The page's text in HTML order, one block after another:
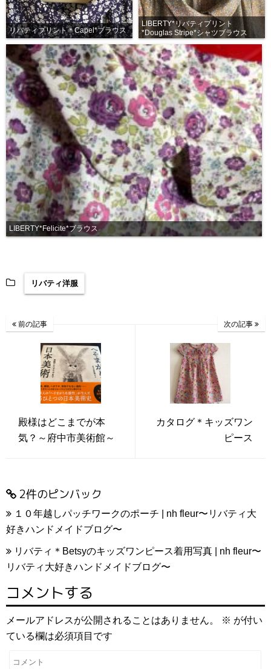
リバティプリント＊Capel*ブラウス
LIBERTY*リバティプリント
*Douglas Stripe*シャツブラウス
LIBERTY*Felicite*ブラウス
リバティ洋服
前の記事
殿様はどこまでが本
気？～府中市美術館～
次の記事
カタログ＊キッズワン
ピース
2件のピンバック
１０年越しパッチワークのポーチ | nh fleur〜リバティ大
好きハンドメイドブログ〜
リバティ＊Betsyのキッズワンピース着用写真 | nh fleur〜
リバティ大好きハンドメイドブログ〜
コメントする
メールアドレスが公開されることはありません。 ※ が付い
ている欄は必須項目です